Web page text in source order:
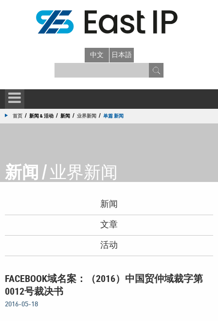
中文 日本語
首页 / 新闻 & 活动 / 新闻 / 业界新闻 / 单篇 新闻
新闻 / 业界新闻
新闻
文章
活动
FACEBOOK域名案：（2016）中国贸仲域裁字第
0012号裁决书
2016-05-18